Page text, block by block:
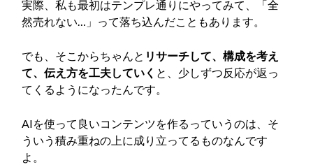
実際、私も最初はテンプレ通りにやってみて、「全
然売れない…」って落ち込んだこともあります。
でも、そこからちゃんと リサーチして、構成を考え
て、伝え方を工夫していく と、少しずつ反応が返っ
てくるようになったんです。
AIを使って良いコンテンツを作るっていうのは、そ
ういう積み重ねの上に成り立ってるものなんです
よ。